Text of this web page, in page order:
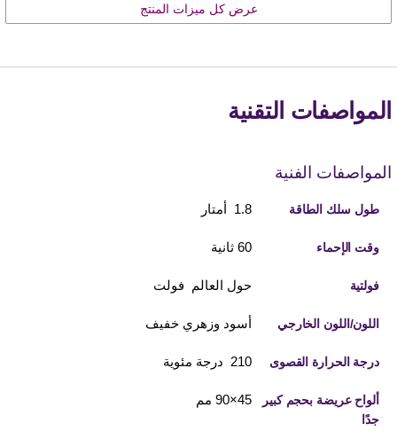
عرض كل ميزات المنتج
المواصفات التقنية
المواصفات الفنية
طول سلك الطاقة 1.8 أمتار
وقت الإحماء 60 ثانية
فولتية حول العالم فولت
اللون/اللون الخارجي أسود وزهري خفيف
درجة الحرارة القصوى 210 درجة مئوية
ألواح عريضة بحجم كبير
جدًا
45×90 مم